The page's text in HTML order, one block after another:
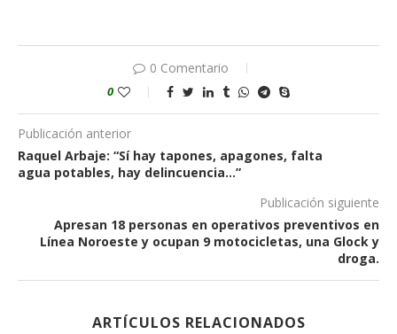
0 Comentario
0
Publicación anterior
Raquel Arbaje: “Sí hay tapones, apagones, falta
agua potables, hay delincuencia…”
Publicación siguiente
Apresan 18 personas en operativos preventivos en
Línea Noroeste y ocupan 9 motocicletas, una Glock y
droga.
ARTÍCULOS RELACIONADOS